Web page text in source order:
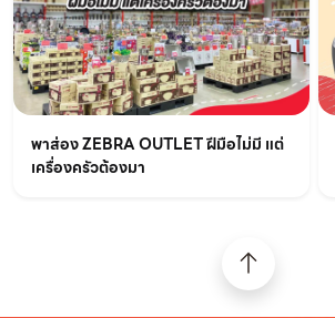
พาส่อง ZEBRA OUTLET ฝีมือไม่มี แต่
เครื่องครัวต้องมา